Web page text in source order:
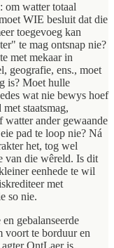
om watter totaal
WIE besluit dat die
toegevoeg kan
te mag ontsnap nie?
met mekaar in
geografie, ens., moet
is? Moet hulle
wat nie bewys hoef
staatsmag,
watter ander gewaande
pad te loop nie? Ná
het, tog wel
van die wêreld. Is dit
eenhede te wil
met
so nie.
gebalanseerde
voort te borduur en
OntLaer is.